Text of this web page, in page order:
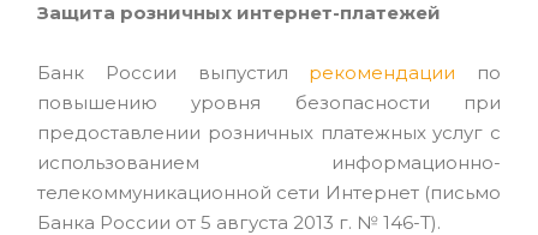
Защита розничных интернет-платежей
Банк России выпустил рекомендации по
повышению уровня безопасности при
предоставлении розничных платежных услуг с
использованием информационно-
телекоммуникационной сети Интернет (письмо
Банка России от 5 августа 2013 г. № 146-Т).